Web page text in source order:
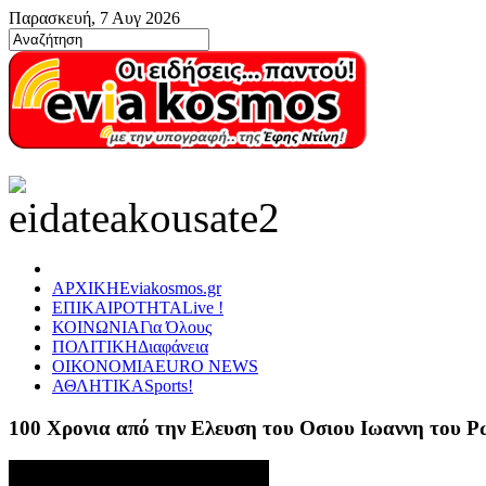
Παρασκευή, 7 Αυγ 2026
ΑΡΧΙΚΗEviakosmos.gr
ΕΠΙΚΑΙΡΟΤΗΤΑLive !
ΚΟΙΝΩΝΙΑΓια Όλους
ΠΟΛΙΤΙΚΗΔιαφάνεια
ΟΙΚΟΝΟΜΙΑEURO NEWS
ΑΘΛΗΤΙΚΑSports!
100 Χρονια από την Ελευση του Οσιου Ιωαννη του